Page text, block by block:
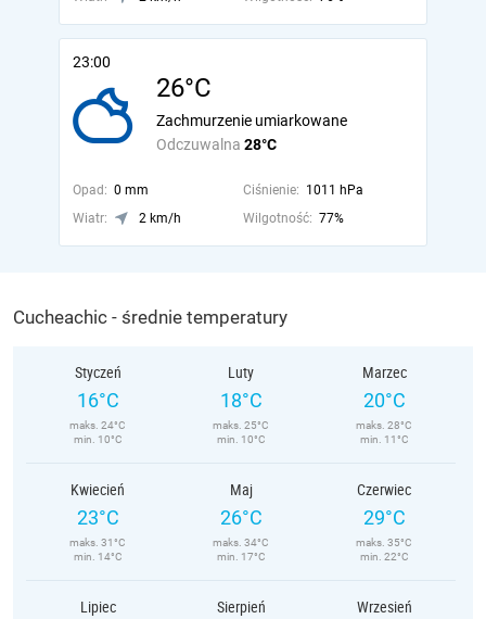
23:00
26°C
Odczuwalna 28°C
Zachmurzenie umiarkowane
Opad: 0 mm Ciśnienie: 1011 hPa
Wiatr:
2 km/h Wilgotność: 77%
Cucheachic - średnie temperatury
Styczeń
16°C
maks. 24°C
min. 10°C
Luty
18°C
maks. 25°C
min. 10°C
Marzec
20°C
maks. 28°C
min. 11°C
Kwiecień
23°C
maks. 31°C
min. 14°C
Maj
26°C
maks. 34°C
min. 17°C
Czerwiec
29°C
maks. 35°C
min. 22°C
Lipiec Sierpień Wrzesień